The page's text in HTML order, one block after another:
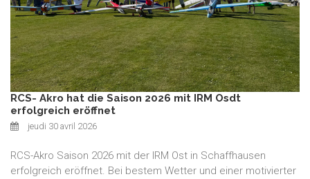
RCS- Akro hat die Saison 2026 mit IRM Osdt
erfolgreich eröffnet
jeudi 30 avril 2026
RCS-Akro Saison 2026 mit der IRM Ost in Schaffhausen
erfolgreich eröffnet. Bei bestem Wetter und einer motivierter